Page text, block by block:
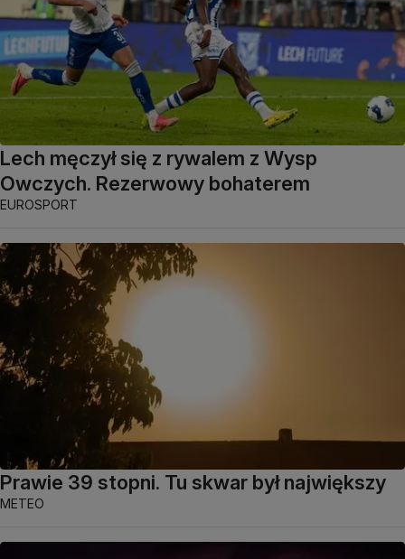
Lech męczył się z rywalem z Wysp
Owczych. Rezerwowy bohaterem
EUROSPORT
Prawie 39 stopni. Tu skwar był największy
METEO